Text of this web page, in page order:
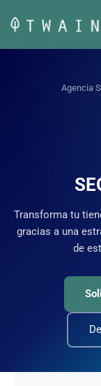
contenido
Agencia
Transforma tu
gracias a una
de